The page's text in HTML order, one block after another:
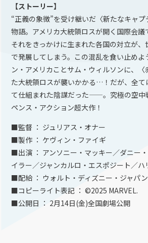
【ストーリー】
“正義の象徴”を受け継いだ〈新たなキャプ
物語。アメリカ大統領ロスが開く国際会議
それをきっかけに生まれた各国の対立が、
で発展してしまう。この混乱を食い止め
ン・アメリカことサム・ウィルソンに、〈
た大統領ロスが襲いかかる…！だが、全て
て仕組まれた陰謀だった——。究極の空中
ペンス・アクション超大作！
■監督 ： ジュリアス・オナー
■製作 ： ケヴィン・ファイギ
■出演 ： アンソニー・マッキー／ダニー
イラー／ジャンカルロ・エスポジート／
■配給 ： ウォルト・ディズニー・ジャパン
■コピーライト表記 ： ©2025 MARVEL.
■公開日 ： 2月14日(金)全国劇場公開